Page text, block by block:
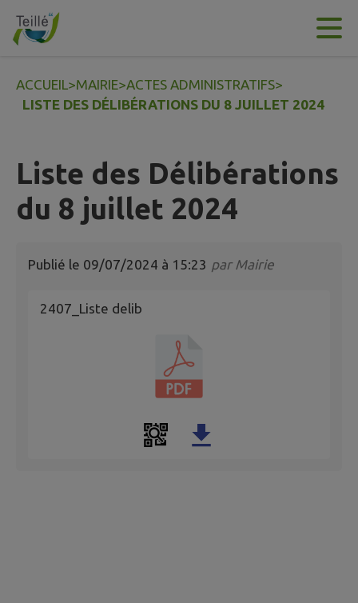
Contenu
ACCUEIL>MAIRIE>ACTES ADMINISTRATIFS>
LISTE DES DÉLIBÉRATIONS DU 8 JUILLET 2024
Liste des Délibérations
du 8 juillet 2024
Publié le 09/07/2024 à 15:23 parMairie
2407_Liste delib